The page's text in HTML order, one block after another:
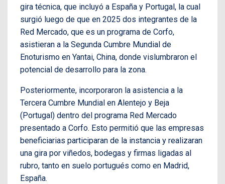
gira técnica, que incluyó a España y Portugal, la cual
surgió luego de que en 2025 dos integrantes de la
Red Mercado, que es un programa de Corfo,
asistieran a la Segunda Cumbre Mundial de
Enoturismo en Yantai, China, donde vislumbraron el
potencial de desarrollo para la zona.
Posteriormente, incorporaron la asistencia a la
Tercera Cumbre Mundial en Alentejo y Beja
(Portugal) dentro del programa Red Mercado
presentado a Corfo. Esto permitió que las empresas
beneficiarias participaran de la instancia y realizaran
una gira por viñedos, bodegas y firmas ligadas al
rubro, tanto en suelo portugués como en Madrid,
España.